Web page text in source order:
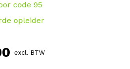
code 95
opleider
excl. BTW